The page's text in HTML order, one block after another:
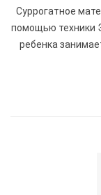
Суррогатное
помощью техники
ребенка